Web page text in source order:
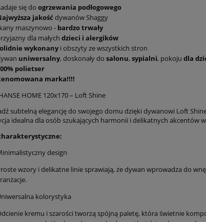
się do ogrzewania podłogowego
jakość dywanów Shaggy
maszynowo - bardzo trwały
dla małych dzieci i alergików
wykonanyi obszyty ze wszystkich stron
uniwersalny, doskonały do salonu, sypialni, pokoju dla
polietser
marka!!!!
HOME 120x170 – Loft Shine
subtelną elegancję do swojego domu dzięki dywanowi Loft
idealna dla osób szukających harmonii i delikatnych akcentów
design
wzory i delikatne linie sprawiają, że dywan wprowadza do
kolorystyka
kremu i szarości tworzą spójną paletę, która świetnie